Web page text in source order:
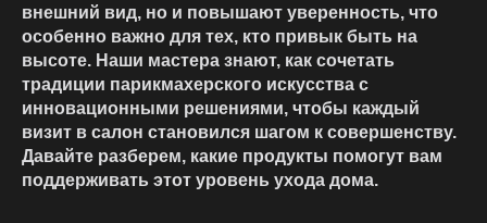
внешний вид, но и повышают уверенность, что
особенно важно для тех, кто привык быть на
высоте. Наши мастера знают, как сочетать
традиции парикмахерского искусства с
инновационными решениями, чтобы каждый
визит в салон становился шагом к совершенству.
Давайте разберем, какие продукты помогут вам
поддерживать этот уровень ухода дома.